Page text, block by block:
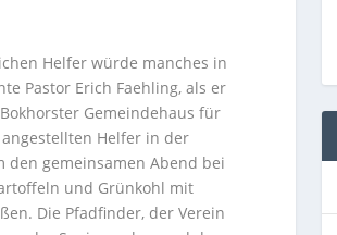
Helfer würde manches in
Pastor Erich Faehling, als er
Gemeindehaus für
Helfer in der
den gemeinsamen Abend bei
und Grünkohl mit
Die Pfadfinder, der Verein